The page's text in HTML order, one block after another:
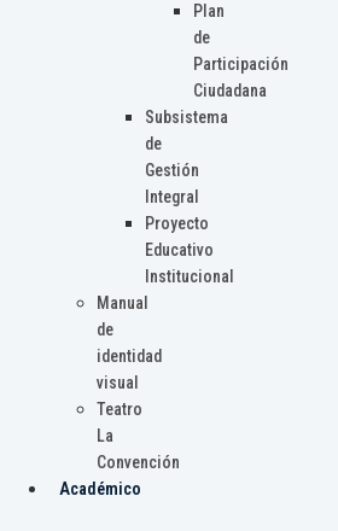
Plan
de
Participación
Ciudadana
Subsistema
de
Gestión
Integral
Proyecto
Educativo
Institucional
Manual
de
identidad
visual
Teatro
La
Convención
Académico